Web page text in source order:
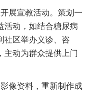
展宣教活动。策划一
活动，如结合糖尿病
社区举办义诊、咨
主动为群众提供上门
像资料，重新制作成